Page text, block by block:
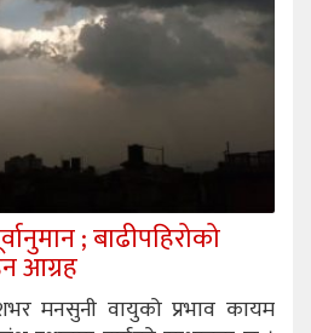
; बाढीपहिरोको
आग्रह
मनसुनी वायुको प्रभाव कायम